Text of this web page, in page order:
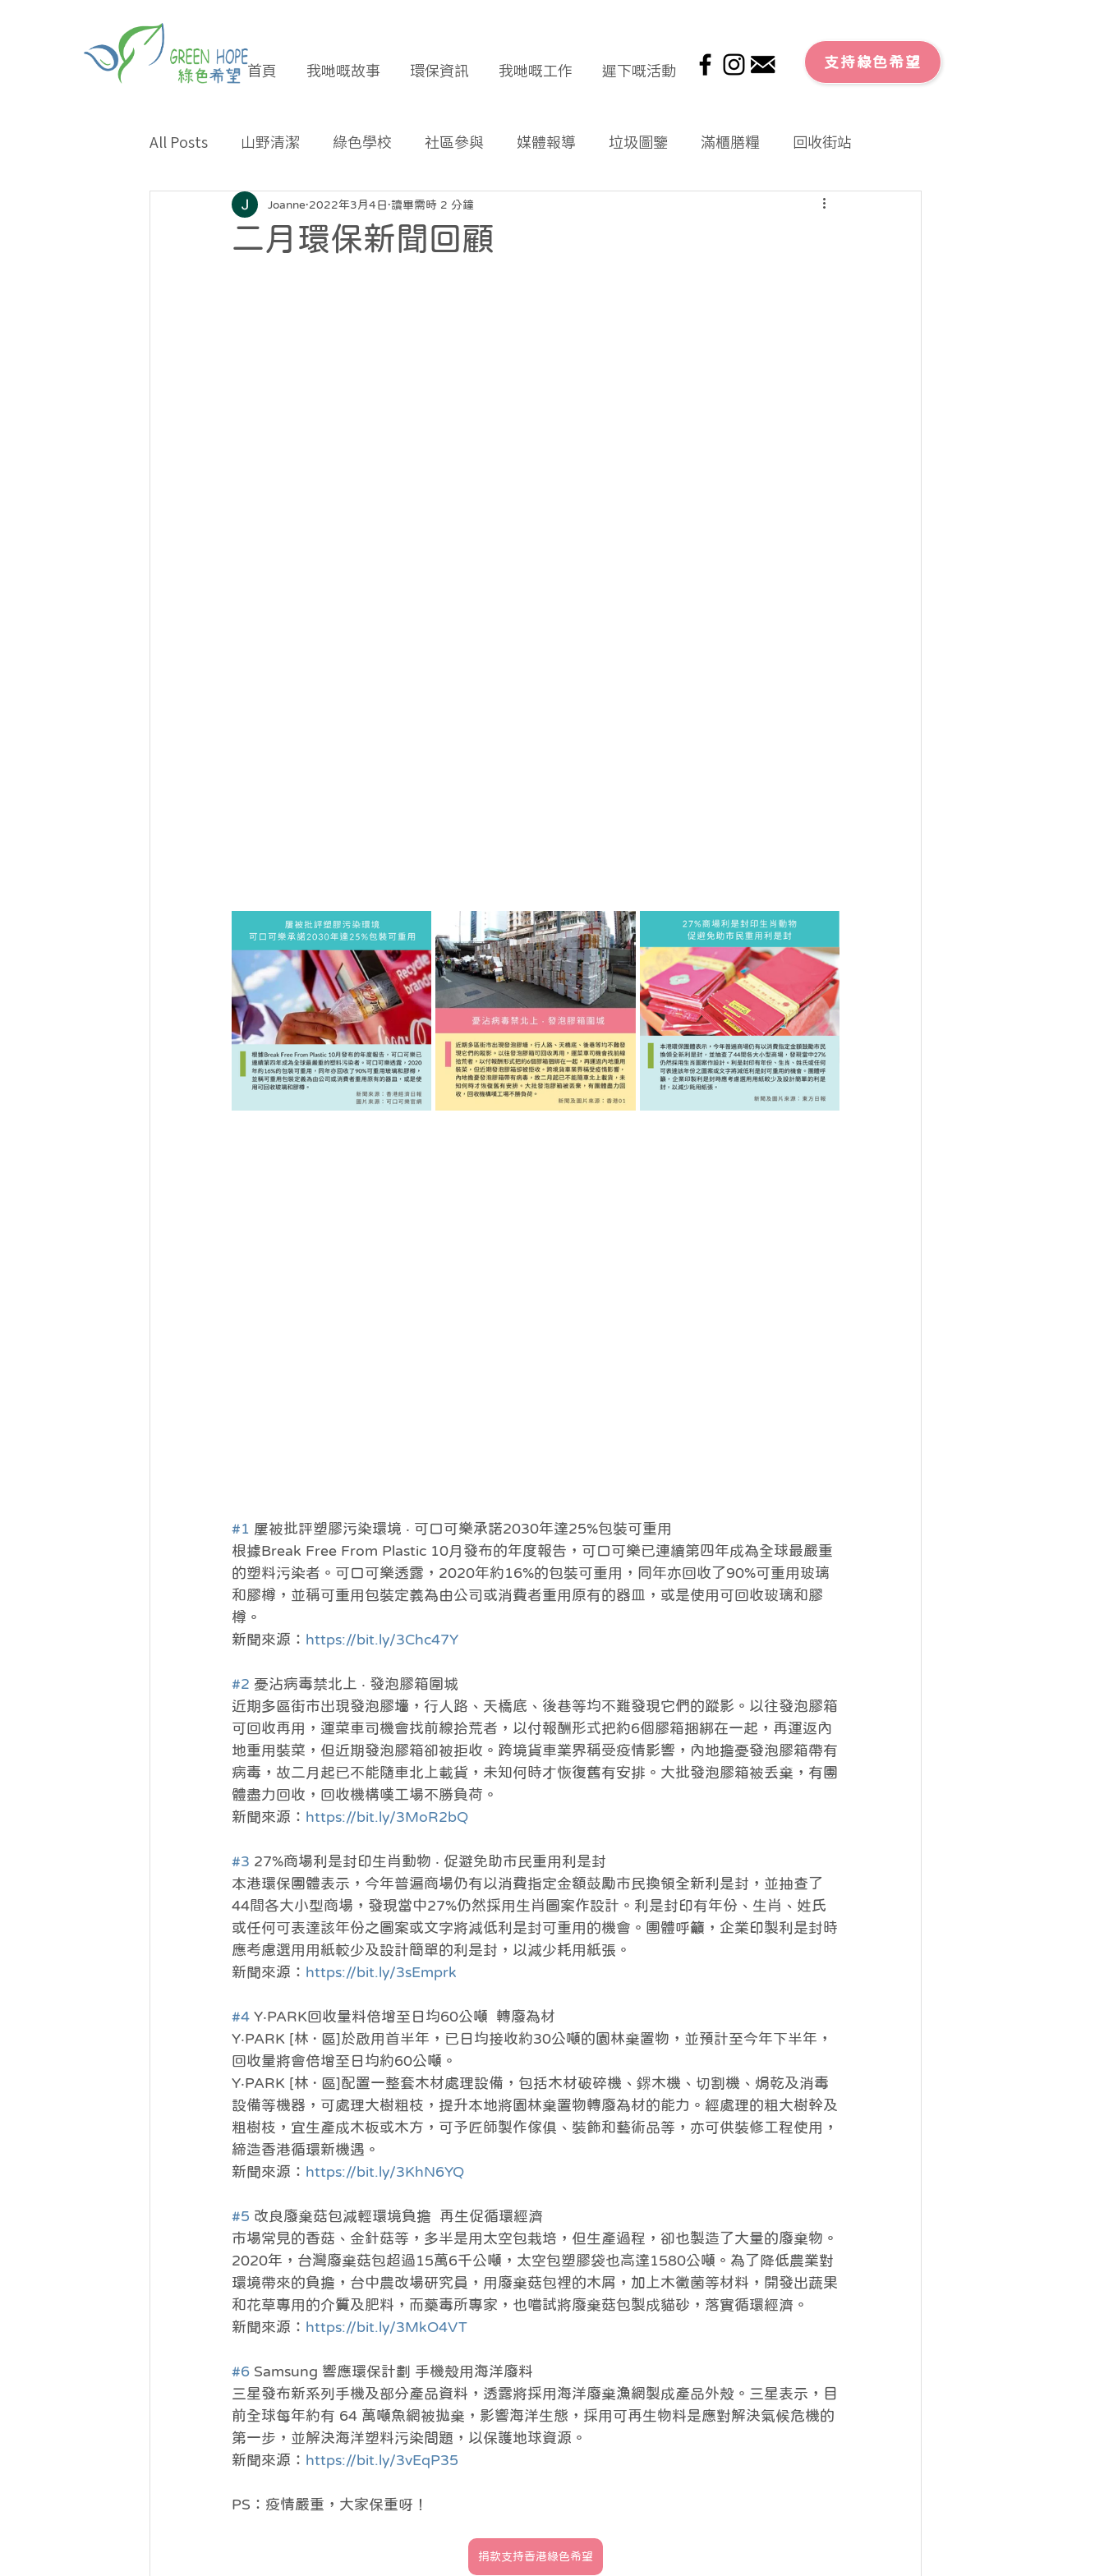
首頁 我哋嘅故事 環保資訊 我哋嘅工作 遲下嘅活動 支持綠色希望
All Posts 山野清潔 綠色學校 社區參與 媒體報導 垃圾圖鑒 滿櫃膳糧 回收街站
專題報導 合作夥伴 社區報 環保新聞回顧 零廢外賣
二月環保新聞回顧
Joanne 2022年3月4日 讀畢需時 2 分鐘
#1 屢被批評塑膠污染環境 ‧ 可口可樂承諾2030年達25%包裝可重用
根據Break Free From Plastic 10月發布的年度報告，可口可樂已連續第四年成為全球最嚴重
的塑料污染者。可口可樂透露，2020年約16%的包裝可重用，同年亦回收了90%可重用玻璃
和膠樽，並稱可重用包裝定義為由公司或消費者重用原有的器皿，或是使用可回收玻璃和膠
樽。
新聞來源： https://bit.ly/3Chc47Y
#2 憂沾病毒禁北上 ‧ 發泡膠箱圍城
近期多區街市出現發泡膠墻，行人路、天橋底、後巷等均不難發現它們的蹤影。以往發泡膠箱
可回收再用，運菜車司機會找前線拾荒者，以付報酬形式把約6個膠箱捆綁在一起，再運返內
地重用裝菜，但近期發泡膠箱卻被拒收。跨境貨車業界稱受疫情影響，內地擔憂發泡膠箱帶有
病毒，故二月起已不能隨車北上載貨，未知何時才恢復舊有安排。大批發泡膠箱被丟棄，有團
體盡力回收，回收機構嘆工場不勝負荷。
新聞來源： https://bit.ly/3MoR2bQ
#3 27%商場利是封印生肖動物 ‧ 促避免助市民重用利是封
本港環保團體表示，今年普遍商場仍有以消費指定金額鼓勵市民換領全新利是封，並抽查了
44間各大小型商場，發現當中27%仍然採用生肖圖案作設計。利是封印有年份、生肖、姓氏
或任何可表達該年份之圖案或文字將減低利是封可重用的機會。團體呼籲，企業印製利是封時
應考慮選用用紙較少及設計簡單的利是封，以減少耗用紙張。
新聞來源： https://bit.ly/3sEmprk
#4 Y‧PARK回收量料倍增至日均60公噸  轉廢為材
Y‧PARK [林 · 區]於啟用首半年，已日均接收約30公噸的園林棄置物，並預計至今年下半年，
回收量將會倍增至日均約60公噸。
Y‧PARK [林 · 區]配置一整套木材處理設備，包括木材破碎機、鎅木機、切割機、焗乾及消毒
設備等機器，可處理大樹粗枝，提升本地將園林棄置物轉廢為材的能力。經處理的粗大樹幹及
粗樹枝，宜生產成木板或木方，可予匠師製作傢俱、裝飾和藝術品等，亦可供裝修工程使用，
締造香港循環新機遇。
新聞來源： https://bit.ly/3KhN6YQ
#5 改良廢棄菇包減輕環境負擔  再生促循環經濟
市場常見的香菇、金針菇等，多半是用太空包栽培，但生產過程，卻也製造了大量的廢棄物。
2020年，台灣廢棄菇包超過15萬6千公噸，太空包塑膠袋也高達1580公噸。為了降低農業對
環境帶來的負擔，台中農改場研究員，用廢棄菇包裡的木屑，加上木黴菌等材料，開發出蔬果
和花草專用的介質及肥料，而藥毒所專家，也嚐試將廢棄菇包製成貓砂，落實循環經濟。
新聞來源： https://bit.ly/3MkO4VT
#6 Samsung 響應環保計劃 手機殼用海洋廢料
三星發布新系列手機及部分產品資料，透露將採用海洋廢棄漁網製成產品外殼。三星表示，目
前全球每年約有 64 萬噸魚網被拋棄，影響海洋生態，採用可再生物料是應對解決氣候危機的
第一步，並解決海洋塑料污染問題，以保護地球資源。
新聞來源： https://bit.ly/3vEqP35
PS：疫情嚴重，大家保重呀！
捐款支持香港綠色希望